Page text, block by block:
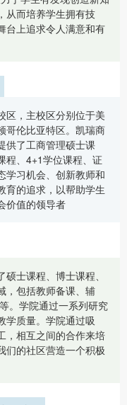
从而培养学生拥有技
台上追求令人满意和有
区，主校区分别位于美
哥伦比亚特区。凯瑞商
供了工商管理硕士课
程、4+1学位课程、证
学习机会、创新教师和
育的追求，以帮助学生
价值的领导者
士课程、博士课程、
，包括教师备课、辅
。学院通过一系列研究
学质量。学院通过吸
，相互之间的合作来培
们的社区营造一个积极